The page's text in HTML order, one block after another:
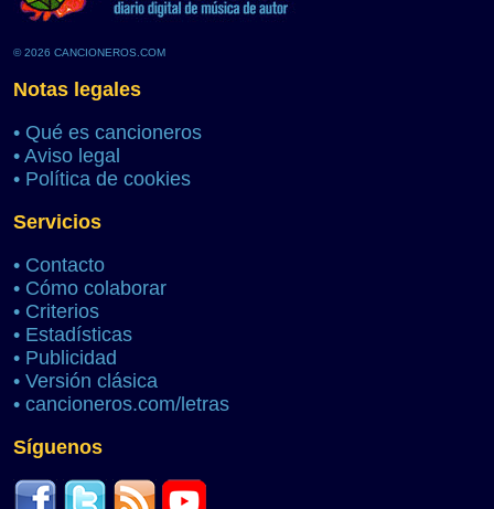
© 2026 CANCIONEROS.COM
Notas legales
• Qué es cancioneros
• Aviso legal
• Política de cookies
Servicios
• Contacto
• Cómo colaborar
• Criterios
• Estadísticas
• Publicidad
• Versión clásica
• cancioneros.com/letras
Síguenos